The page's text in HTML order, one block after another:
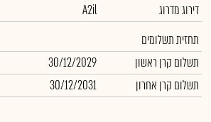
דירוג מדרוג
A2il
תחזית תשלומים
תשלום קרן ראשון
30/12/2029
תשלום קרן אחרון
30/12/2031